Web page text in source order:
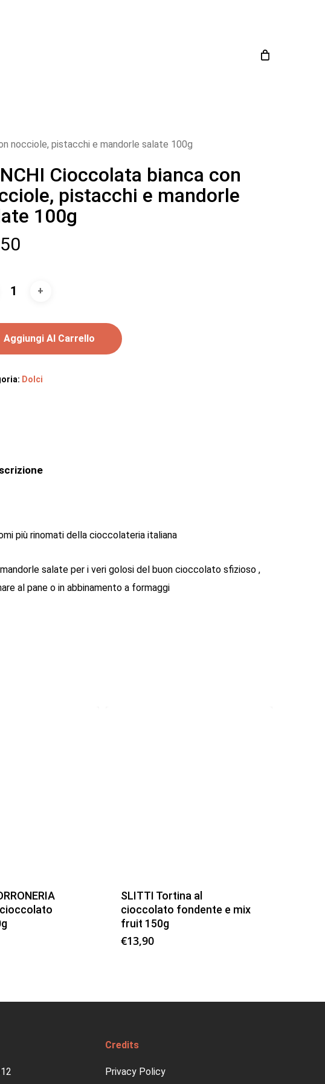
nocciole, pistacchi e mandorle salate 100g
Cioccolata bianca con
pistacchi e mandorle
100g
Aggiungi Al Carrello
Dolci
più rinomati della cioccolateria italiana
salate per i veri golosi del buon cioccolato sfizioso ,
al pane o in abbinamento a formaggi
SLITTI Tortina al
cioccolato fondente e mix
fruit 150g
€13,90
Credits
Privacy Policy